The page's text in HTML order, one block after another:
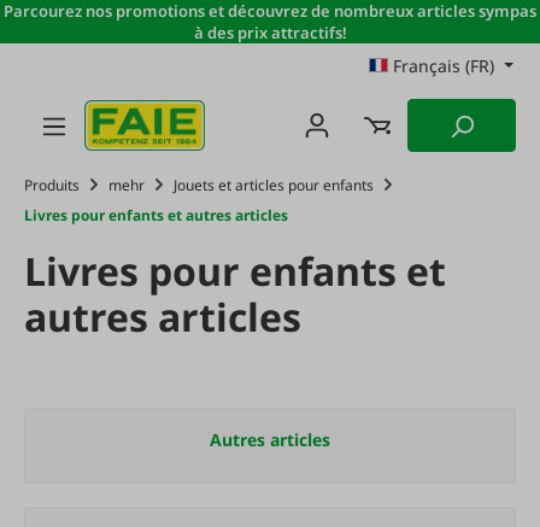
Passer au contenu principal
Parcourez nos promotions et découvrez de nombreux articles sympas
à des prix attractifs!
Français (FR)
Produits mehr
Jouets et articles pour enfants
Livres pour enfants et autres articles
Livres pour enfants et
autres articles
Autres articles